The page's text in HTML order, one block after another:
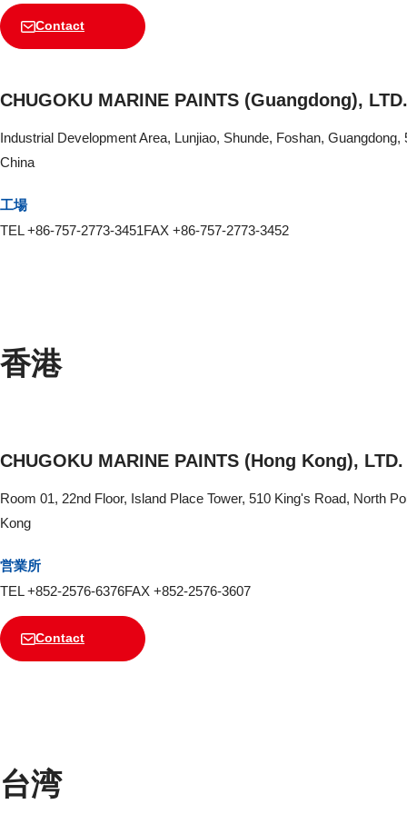
Contact
CHUGOKU MARINE PAINTS (Guangdong), LTD.
Industrial Development Area, Lunjiao, Shunde, Foshan, Guangdong,
China
工場
TEL +86-757-2773-3451FAX +86-757-2773-3452
香港
CHUGOKU MARINE PAINTS (Hong Kong), LTD.
Room 01, 22nd Floor, Island Place Tower, 510 King's Road, North
Kong
営業所
TEL +852-2576-6376FAX +852-2576-3607
Contact
台湾